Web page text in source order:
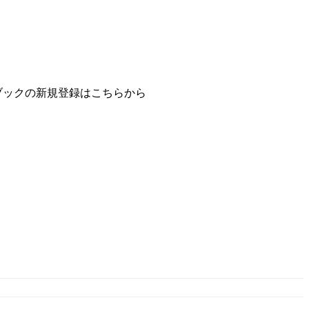
クの新規登録はこちらから